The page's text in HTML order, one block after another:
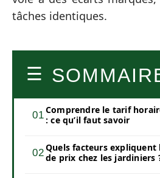
tâches identiques.
Comprendre le tarif
: ce qu’il faut savoir
Quels facteurs expliquent
de prix chez les jardiniers